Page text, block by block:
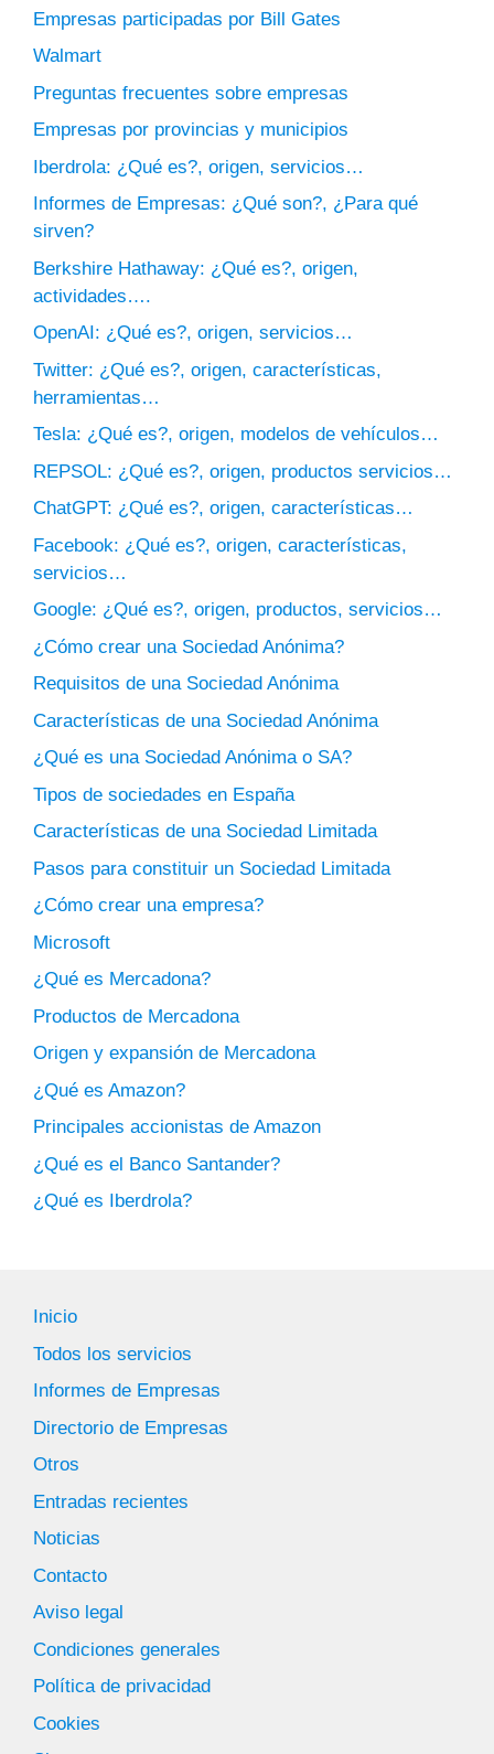
Empresas participadas por Bill Gates
Walmart
Preguntas frecuentes sobre empresas
Empresas por provincias y municipios
Iberdrola: ¿Qué es?, origen, servicios…
Informes de Empresas: ¿Qué son?, ¿Para qué
sirven?
Berkshire Hathaway: ¿Qué es?, origen,
actividades….
OpenAI: ¿Qué es?, origen, servicios…
Twitter: ¿Qué es?, origen, características,
herramientas…
Tesla: ¿Qué es?, origen, modelos de vehículos…
REPSOL: ¿Qué es?, origen, productos servicios…
ChatGPT: ¿Qué es?, origen, características…
Facebook: ¿Qué es?, origen, características,
servicios…
Google: ¿Qué es?, origen, productos, servicios…
¿Cómo crear una Sociedad Anónima?
Requisitos de una Sociedad Anónima
Características de una Sociedad Anónima
¿Qué es una Sociedad Anónima o SA?
Tipos de sociedades en España
Características de una Sociedad Limitada
Pasos para constituir un Sociedad Limitada
¿Cómo crear una empresa?
Microsoft
¿Qué es Mercadona?
Productos de Mercadona
Origen y expansión de Mercadona
¿Qué es Amazon?
Principales accionistas de Amazon
¿Qué es el Banco Santander?
¿Qué es Iberdrola?
Inicio
Todos los servicios
Informes de Empresas
Directorio de Empresas
Otros
Entradas recientes
Noticias
Contacto
Aviso legal
Condiciones generales
Política de privacidad
Cookies